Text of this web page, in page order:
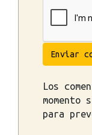
Enviar
Los
momento
para